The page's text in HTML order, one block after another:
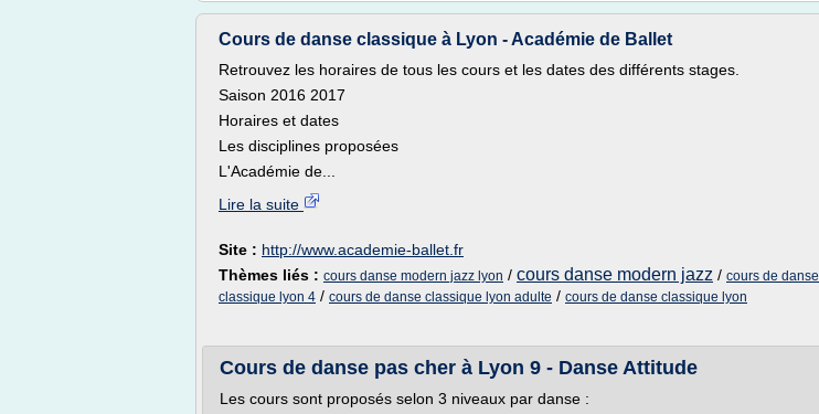
Cours de danse classique à Lyon - Académie de Ballet
Retrouvez les horaires de tous les cours et les dates des différents stages.
Saison 2016 2017
Horaires et dates
Les disciplines proposées
L'Académie de...
Lire la suite
Site : http://www.academie-ballet.fr
Thèmes liés : cours danse modern jazz lyon / cours danse modern jazz / cours de danse
classique lyon 4 / cours de danse classique lyon adulte / cours de danse classique lyon
Cours de danse pas cher à Lyon 9 - Danse Attitude
Les cours sont proposés selon 3 niveaux par danse :